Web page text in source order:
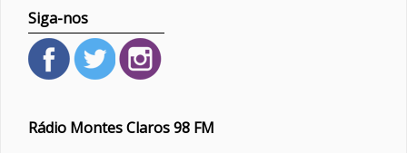
Siga-nos
Rádio Montes Claros 98 FM